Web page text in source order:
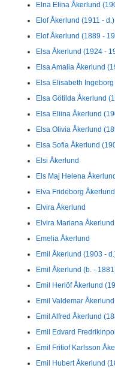
Elna Elina Åkerlund
Elof Åkerlund (1911 - d.)
Elof Åkerlund (1889 -
Elsa Åkerlund (1924 -
Elsa Amalia Åkerlund
Elsa Elisabeth
Elsa Götilda Åkerlund
Elsa Eliina Åkerlund
Elsa Olivia Åkerlund
Elsa Sofia Åkerlund
Elsi Åkerlund
Els Maj Helena
Elva Frideborg
Elvira Åkerlund
Elvira Mariana
Emelia Åkerlund
Emil Åkerlund (1903 -
Emil Åkerlund (b. -
Emil Herlöf Åkerlund
Emil Valdemar
Emil Alfred Åkerlund
Emil Edvard
Emil Fritiof Karlsson
Emil Hubert Åkerlund